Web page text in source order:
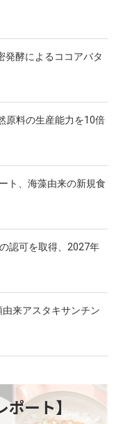
発酵によるココアバタ
原料の生産能力を10倍
ト、海藻由来の新規食
認可を取得、2027年
来アスタキサンチン